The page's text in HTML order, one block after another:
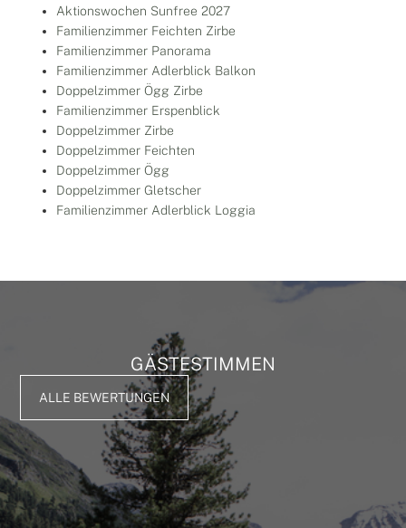
Aktionswochen Sunfree 2027
Familienzimmer Feichten Zirbe
Familienzimmer Panorama
Familienzimmer Adlerblick Balkon
Doppelzimmer Ögg Zirbe
Familienzimmer Erspenblick
Doppelzimmer Zirbe
Doppelzimmer Feichten
Doppelzimmer Ögg
Doppelzimmer Gletscher
Familienzimmer Adlerblick Loggia
GÄSTESTIMMEN
ALLE BEWERTUNGEN